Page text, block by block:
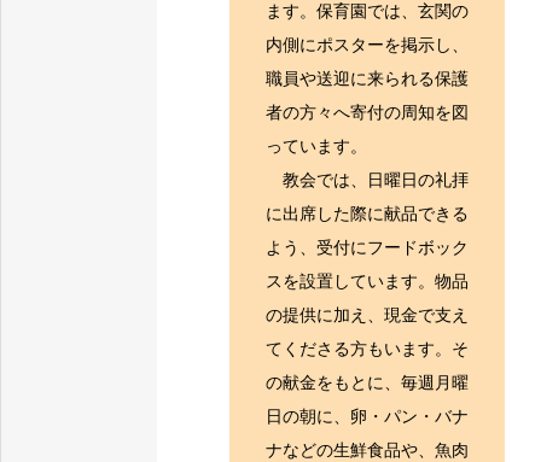
ます。保育園では、玄関の
内側にポスターを掲示し、
職員や送迎に来られる保護
者の方々へ寄付の周知を図
っています。
教会では、日曜日の礼拝
に出席した際に献品できる
よう、受付にフードボック
スを設置しています。物品
の提供に加え、現金で支え
てくださる方もいます。そ
の献金をもとに、毎週月曜
日の朝に、卵・パン・バナ
ナなどの生鮮食品や、魚肉